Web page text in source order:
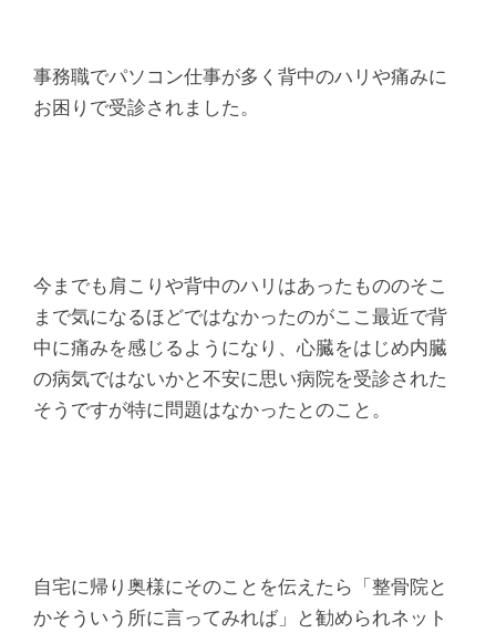
体
な
ヤ
マ
シ
タ
院
事務職でパソコン仕事が多く背中のハリや痛みに
お困りで受診されました。
今までも肩こりや背中のハリはあったもののそこ
まで気になるほどではなかったのがここ最近で背
中に痛みを感じるようになり、心臓をはじめ内臓
の病気ではないかと不安に思い病院を受診された
そうですが特に問題はなかったとのこと。
自宅に帰り奥様にそのことを伝えたら「整骨院と
かそういう所に言ってみれば」と勧められネット